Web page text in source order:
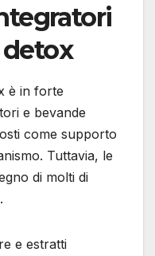
è in forte
e bevande
come supporto
Tuttavia, le
di molti di
e estratti